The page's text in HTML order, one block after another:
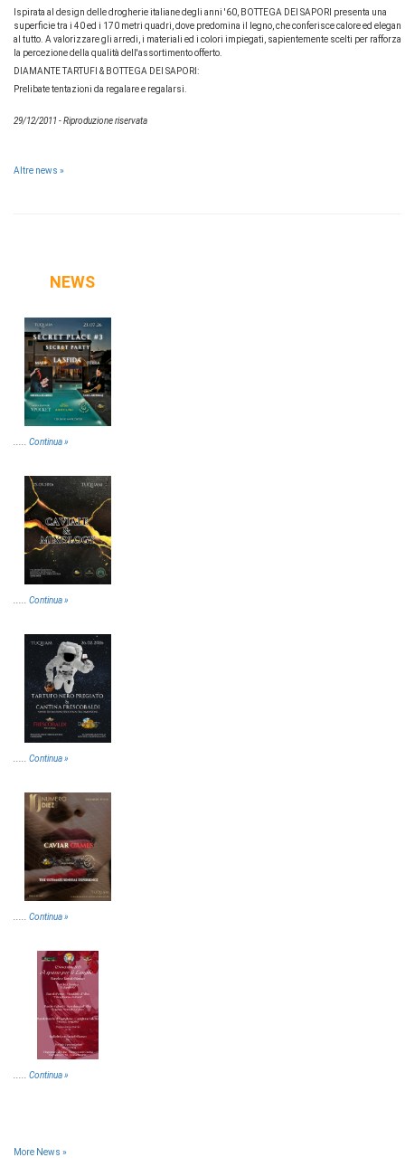
Ispirata al design delle drogherie italiane degli anni '60, BOTTEGA DEI SAPORI presenta una
superficie tra i 40 ed i 170 metri quadri, dove predomina il legno, che conferisce calore ed
al tutto. A valorizzare gli arredi, i materiali ed i colori impiegati, sapientemente scelti per
la percezione della qualità dell'assortimento offerto.
DIAMANTE TARTUFI & BOTTEGA DEI SAPORI:
Prelibate tentazioni da regalare e regalarsi.
29/12/2011 - Riproduzione riservata
Altre news »
NEWS
Continua »
Continua »
Continua »
Continua »
Continua »
More News »